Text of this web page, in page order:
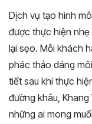
Dịch vụ tạo hình
được thực hiện
lại sẹo. Mỗi khách
phác thảo dáng
tiết sau khi thực
đường khâu,
những ai mong